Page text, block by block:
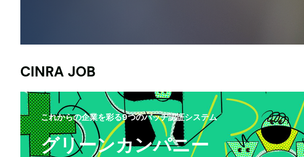
CINRA JOB
これからの企業を彩る9つのバッヂ認証システム
グリーンカンパニー